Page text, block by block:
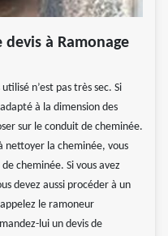
à Ramonage
n’est pas très sec. Si
à la dimension des
sur le conduit de cheminée.
nettoyer la cheminée, vous
cheminée. Si vous avez
devez aussi procéder à un
le ramoneur
lui un devis de